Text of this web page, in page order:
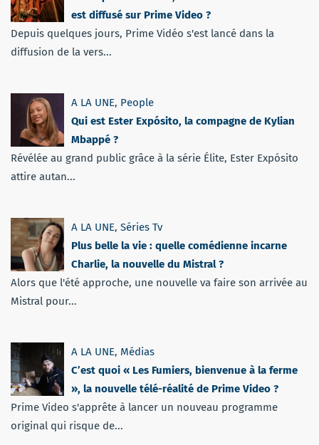
est diffusé sur Prime Video ?
Depuis quelques jours, Prime Vidéo s'est lancé dans la
diffusion de la vers...
A LA UNE, People
Qui est Ester Expósito, la compagne de Kylian
Mbappé ?
Révélée au grand public grâce à la série Élite, Ester Expósito
attire autan...
A LA UNE, Séries Tv
Plus belle la vie : quelle comédienne incarne
Charlie, la nouvelle du Mistral ?
Alors que l'été approche, une nouvelle va faire son arrivée au
Mistral pour...
A LA UNE, Médias
C’est quoi « Les Fumiers, bienvenue à la ferme
», la nouvelle télé-réalité de Prime Video ?
Prime Video s'apprête à lancer un nouveau programme
original qui risque de...